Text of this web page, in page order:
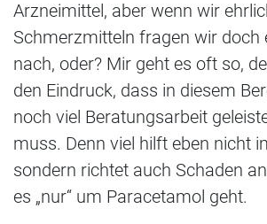
Arzneimittel, aber wenn wir
Schmerzmitteln fragen wir doch
nach, oder? Mir geht es oft so,
den Eindruck, dass in diesem
noch viel Beratungsarbeit
muss. Denn viel hilft eben nicht
sondern richtet auch Schaden
es „nur“ um Paracetamol geht.